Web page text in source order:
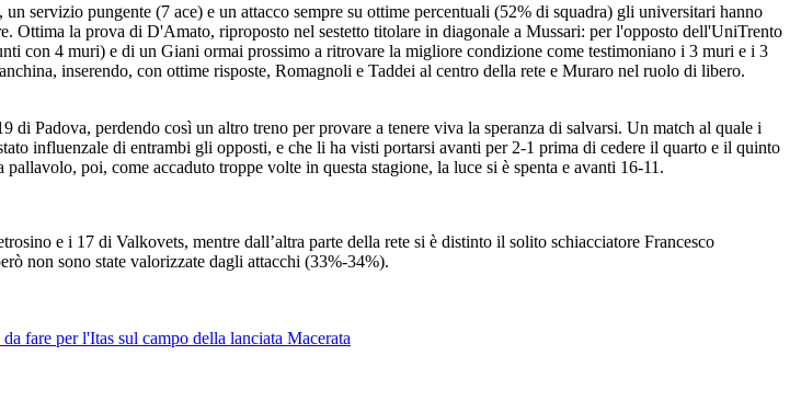
servizio pungente (7 ace) e un attacco sempre su ottime percentuali (52% di squadra) gli universitari hanno
Ottima la prova di D'Amato, riproposto nel sestetto titolare in diagonale a Mussari: per l'opposto dell'UniTrento
con 4 muri) e di un Giani ormai prossimo a ritrovare la migliore condizione come testimoniano i 3 muri e i 3
inserendo, con ottime risposte, Romagnoli e Taddei al centro della rete e Muraro nel ruolo di libero.
Padova, perdendo così un altro treno per provare a tenere viva la speranza di salvarsi. Un match al quale i
influenzale di entrambi gli opposti, e che li ha visti portarsi avanti per 2-1 prima di cedere il quarto e il quinto
poi, come accaduto troppe volte in questa stagione, la luce si è spenta e avanti 16-11.
e i 17 di Valkovets, mentre dall’altra parte della rete si è distinto il solito schiacciatore Francesco
non sono state valorizzate dagli attacchi (33%-34%).
fare per l'Itas sul campo della lanciata Macerata